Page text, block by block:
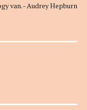
van. - Audrey Hepburn